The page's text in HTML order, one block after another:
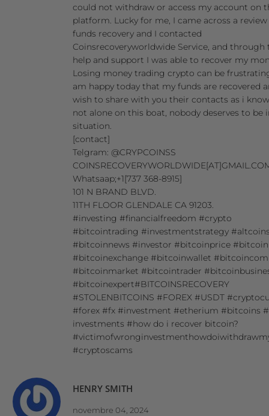
could not withdraw or access my account on
platform. Lucky for me, I came across a
funds recovery and I contacted
Coinsrecoveryworldwide Service, and through
help and support I was able to recover my
Losing money trading crypto can be
am happy today that my funds are recovered
wish to share with you their contacts as i
not alone on this boat, nobody deserves to be
situation.
[contact]
Telgram: @CRYPCOINSS
Whatsaap;+1[737 368-8915]
101 N BRAND BLVD.
11TH FLOOR GLENDALE CA 91203.
#investing #financialfreedom #crypto
#bitcointrading #investmentstrategy
#bitcoinnews #investor #bitcoinprice
#bitcoinexchange #bitcoinwallet
#bitcoinmarket #bitcointrader
#bitcoinexpert#BITCOINSRECOVERY
#STOLENBITCOINS #FOREX #USDT
#forex #fx #investment #etherium #bitcoins
investments #how do i recover bitcoin?
#cryptoscams
HENRY SMITH
novembre 04, 2024